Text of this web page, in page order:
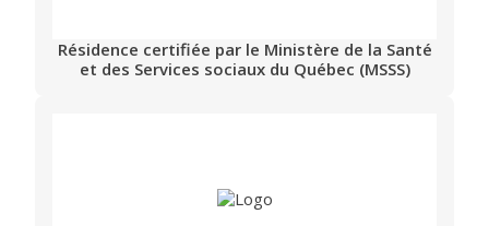
Résidence certifiée par le Ministère de la Santé
et des Services sociaux du Québec (MSSS)